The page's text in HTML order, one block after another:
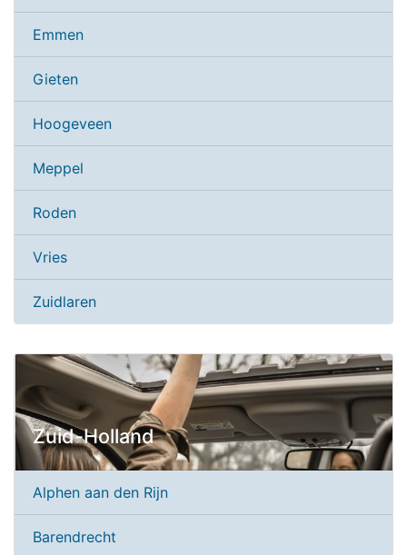
Emmen
Gieten
Hoogeveen
Meppel
Roden
Vries
Zuidlaren
Zuid-Holland
Alphen aan den Rijn
Barendrecht